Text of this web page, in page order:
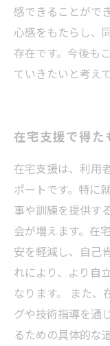
感できることがで
心感をもたらし、
存在です。今後も
ていきたいと考え
在宅支援で得た
在宅支援は、利用
ポートです。特に
事や訓練を提供す
会が増えます。在
安を軽減し、自己
れにより、より自
なります。 また、
グや技術指導を通
るための具体的な